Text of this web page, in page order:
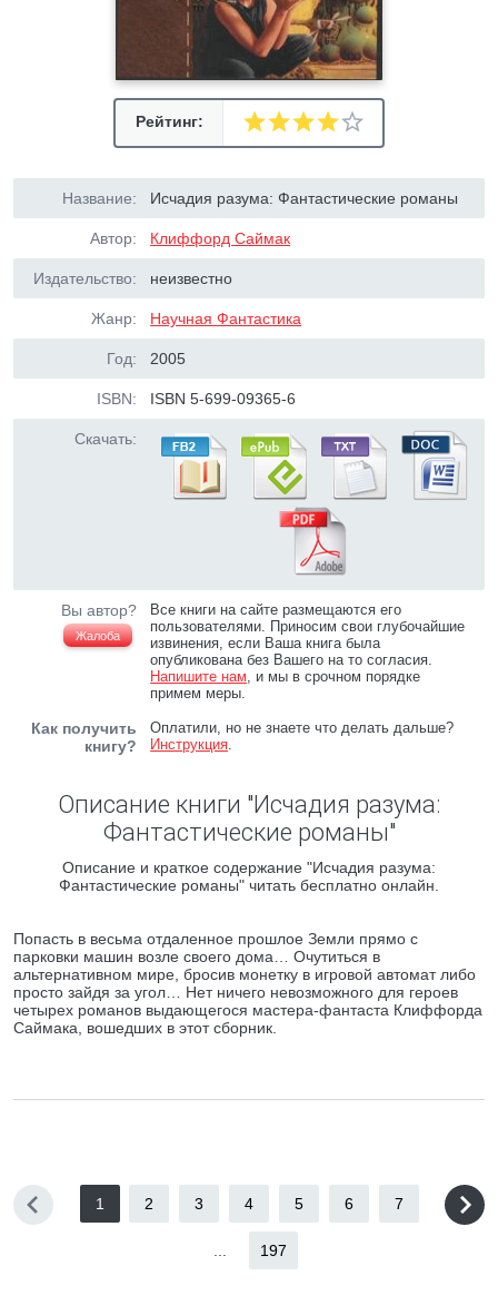
Рейтинг:
Название: Исчадия разума: Фантастические романы
Автор: Клиффорд Саймак
Издательство: неизвестно
Жанр: Научная Фантастика
Год: 2005
ISBN: ISBN 5-699-09365-6
Скачать:
Вы автор?
Жалоба
Все книги на сайте размещаются его
пользователями. Приносим свои глубочайшие
извинения, если Ваша книга была
опубликована без Вашего на то согласия.
Напишите нам, и мы в срочном порядке
примем меры.
Как получить
книгу?
Оплатили, но не знаете что делать дальше?
Инструкция.
Описание книги "Исчадия разума:
Фантастические романы"
Описание и краткое содержание "Исчадия разума:
Фантастические романы" читать бесплатно онлайн.
Попасть в весьма отдаленное прошлое Земли прямо с
парковки машин возле своего дома… Очутиться в
альтернативном мире, бросив монетку в игровой автомат либо
просто зайдя за угол… Нет ничего невозможного для героев
четырех романов выдающегося мастера-фантаста Клиффорда
Саймака, вошедших в этот сборник.
1 2 3 4 5 6 7
197